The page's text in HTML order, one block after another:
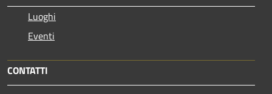
Luoghi
Eventi
CONTATTI